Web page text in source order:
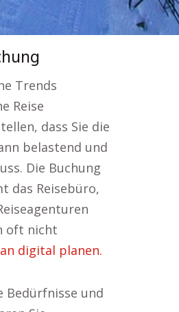
Trends
Reise
dass Sie die
belastend und
Die Buchung
das Reisebüro,
oft nicht
digital planen.
Bedürfnisse und